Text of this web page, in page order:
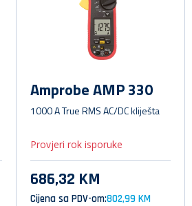
Amprobe AMP 330
1000 A True RMS AC/DC kliješta
Provjeri rok isporuke
686,32 KM
Cijena sa PDV-om:802,99 KM